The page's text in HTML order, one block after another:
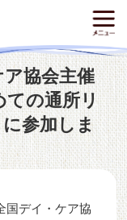
協会主催
ての通所リ
参加しま
国デイ・ケア協